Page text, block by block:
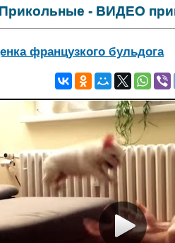
- ВИДЕО
французкого бульдога